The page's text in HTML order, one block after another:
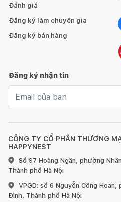
CÔNG TY CỔ PHẦN THƯƠNG
HAPPYNEST
Số 97 Hoàng Ngân, phường
Thành phố Hà Nội
VPGD: số 6 Nguyễn Công Hoan,
Đình, Thành phố Hà Nội
Đánh giá
Đăng ký làm chuyên gia
Đăng ký bán hàng
Đăng ký nhận tin